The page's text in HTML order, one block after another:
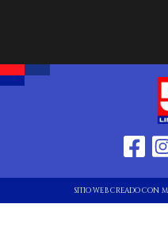
SITIO WEB CREADO CON